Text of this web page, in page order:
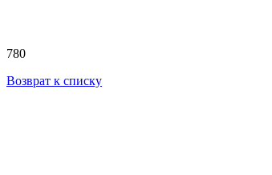
780
Возврат к списку